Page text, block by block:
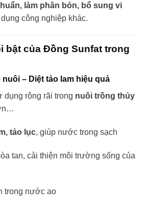
làm phân bón, bổ sung vi
công nghiệp khác.
bật của Đồng Sunfat trong
– Diệt tảo lam hiệu quả
rộng rãi trong nuôi trồng thủy
tảo lục, giúp nước trong sạch
tan, cải thiện môi trường sống của
trong nước ao